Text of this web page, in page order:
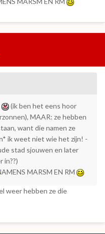
(ik ben het eens hoor
MAAR: ze hebben
want die namen ze
ik weet niet wie het zijn! -
stad sjouwen en later
in??)
MARSM EN RM
weer hebben ze die